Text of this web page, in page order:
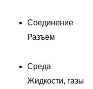
Соединение
Разъем
Среда
Жидкости, газы